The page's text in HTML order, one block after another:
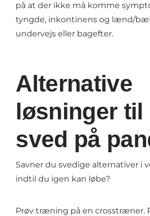
på at der ikke må komme
tyngde, inkontinens og lænd/
undervejs eller bagefter.
Alternative
løsninger til
sved på
Savner du svedige alternativer i
indtil du igen kan løbe?
Prøv træning på en crosstræner.